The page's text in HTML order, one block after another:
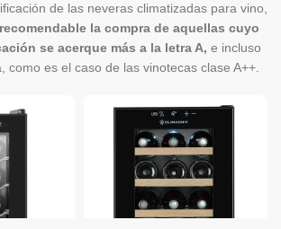
de las neveras climatizadas para vino,
la compra de aquellas cuyo
se acerque más a la letra A, e incluso
como es el caso de las vinotecas clase A++.